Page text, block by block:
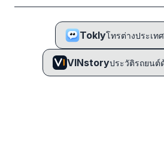
Toklyโทรต่างประเท
VINstoryประวัติรถยนต์